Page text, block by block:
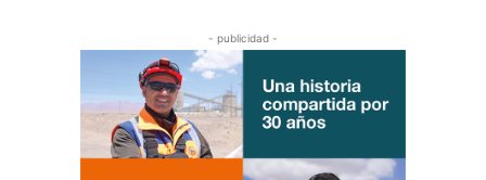
- publicidad -